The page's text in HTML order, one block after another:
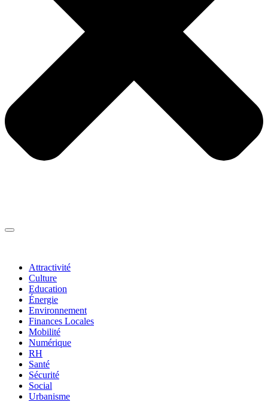
Attractivité
Culture
Education
Énergie
Environnement
Finances Locales
Mobilité
Numérique
RH
Santé
Sécurité
Social
Urbanisme